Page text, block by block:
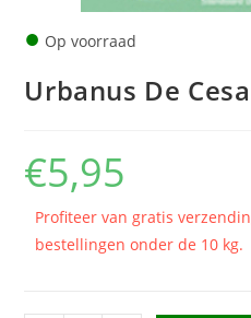
● Op voorraad
Urbanus De
€5,95
Profiteer van gratis
bestellingen onder de 10 kg.